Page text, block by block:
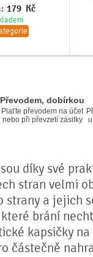
179 Kč
Převodem, dobírkou
Plaťte převodem na účet
nebo při převzetí zásilky
díky své
stran velmi
strany a jejich
brání
kapsičky na
částečně